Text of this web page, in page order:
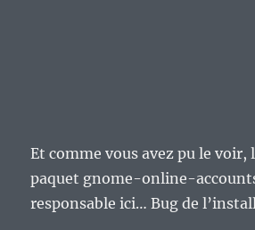
Et comme vous avez pu le voir,
paquet gnome-online-
responsable ici… Bug de